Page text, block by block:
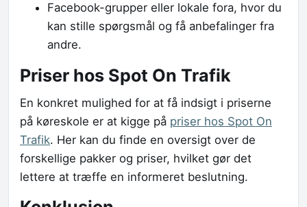
Facebook-grupper eller lokale fora, hvor du
kan stille spørgsmål og få anbefalinger fra
andre.
Priser hos Spot On Trafik
En konkret mulighed for at få indsigt i priserne
på køreskole er at kigge på priser hos Spot On
Trafik. Her kan du finde en oversigt over de
forskellige pakker og priser, hvilket gør det
lettere at træffe en informeret beslutning.